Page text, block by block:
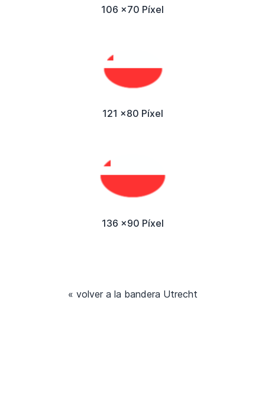
106 x70 Píxel
121 x80 Píxel
136 x90 Píxel
« volver a la bandera Utrecht